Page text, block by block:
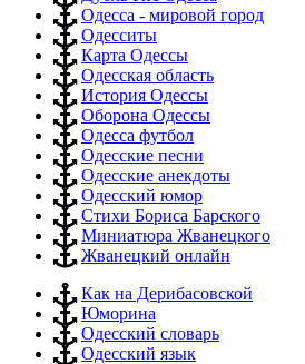
Одесса - мировой город
Одесситы
Карта Одессы
Одесская область
История Одессы
Оборона Одессы
Одесса футбол
Одесские песни
Одесские анекдоты
Одесский юмор
Стихи Бориса Барского
Миниатюра Жванецкого
Жванецкий онлайн
Как на Дерибасовской
Юморина
Одесский словарь
Одесский язык